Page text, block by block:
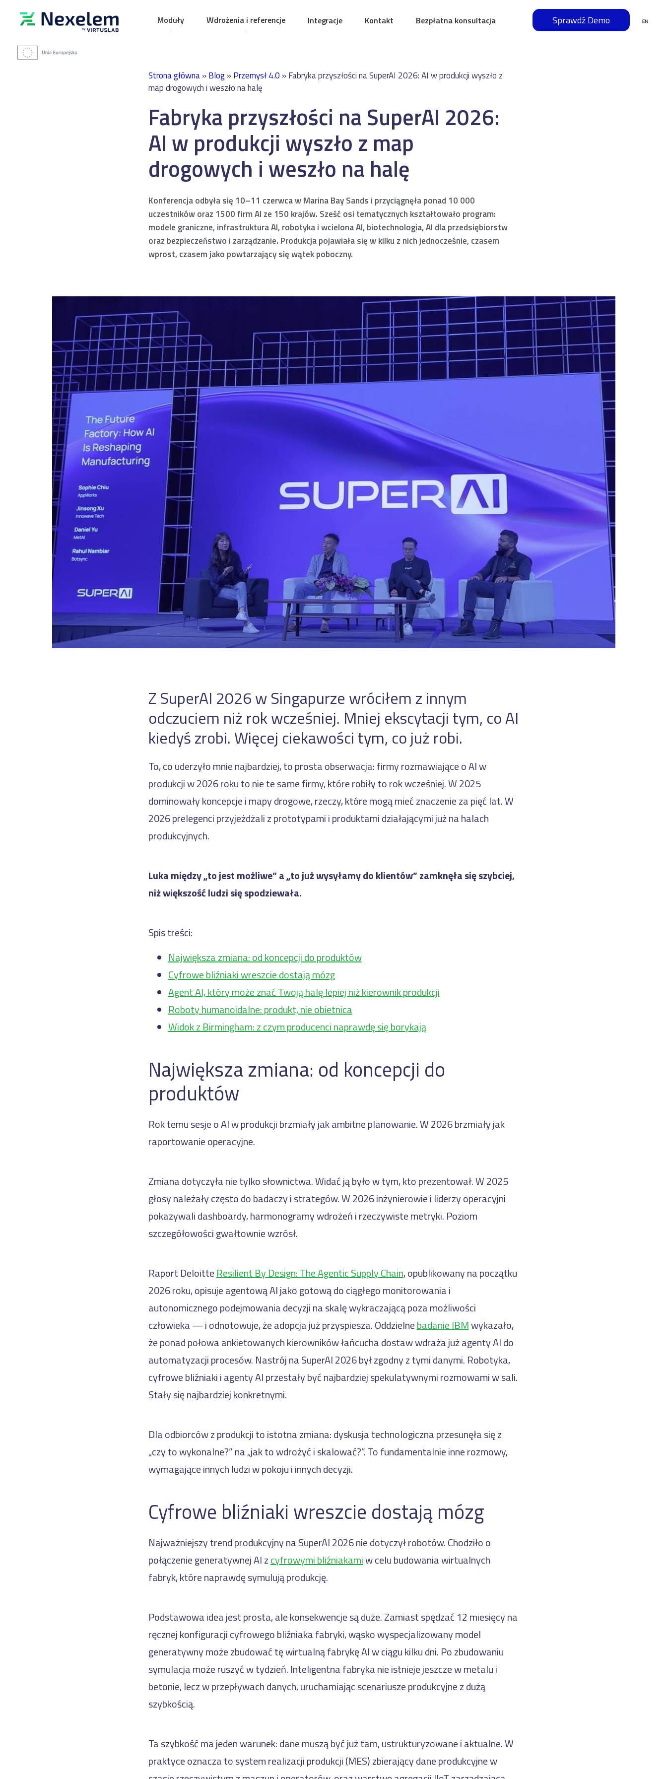
Moduły Wdrożenia i referencje Integracje Kontakt Bezpłatna konsultacja Sprawdź Demo
Strona główna»Blog»Przemysł 4.0 »Fabryka przyszłości na SuperAI 2026: AI w produkcji wyszło z
map drogowych i weszło na halę
Fabryka przyszłości na SuperAI 2026:
AI w produkcji wyszło z map
drogowych i weszło na halę
Konferencja odbyła się 10–11 czerwca w Marina Bay Sands i przyciągnęła ponad 10 000
uczestników oraz 1500 firm AI ze 150 krajów. Sześć osi tematycznych kształtowało program:
modele graniczne, infrastruktura AI, robotyka i wcielona AI, biotechnologia, AI dla przedsiębiorstw
oraz bezpieczeństwo i zarządzanie. Produkcja pojawiała się w kilku z nich jednocześnie, czasem
wprost, czasem jako powtarzający się wątek poboczny.
Z SuperAI 2026 w Singapurze wróciłem z innym
odczuciem niż rok wcześniej. Mniej ekscytacji tym, co AI
kiedyś zrobi. Więcej ciekawości tym, co już robi.
To, co uderzyło mnie najbardziej, to prosta obserwacja: firmy rozmawiające o AI w
produkcji w 2026 roku to nie te same firmy, które robiły to rok wcześniej. W 2025
dominowały koncepcje i mapy drogowe, rzeczy, które mogą mieć znaczenie za pięć lat. W
2026 prelegenci przyjeżdżali z prototypami i produktami działającymi już na halach
produkcyjnych.
Luka między „to jest możliwe” a „to już wysyłamy do klientów” zamknęła się szybciej,
niż większość ludzi się spodziewała.
Spis treści:
Największa zmiana: od koncepcji do produktów
Cyfrowe bliźniaki wreszcie dostają mózg
Agent AI, który może znać Twoją halę lepiej niż kierownik produkcji
Roboty humanoidalne: produkt, nie obietnica
Widok z Birmingham: z czym producenci naprawdę się borykają
Największa zmiana: od koncepcji do
produktów
Rok temu sesje o AI w produkcji brzmiały jak ambitne planowanie. W 2026 brzmiały jak
raportowanie operacyjne.
Zmiana dotyczyła nie tylko słownictwa. Widać ją było w tym, kto prezentował. W 2025
głosy należały często do badaczy i strategów. W 2026 inżynierowie i liderzy operacyjni
pokazywali dashboardy, harmonogramy wdrożeń i rzeczywiste metryki. Poziom
szczegółowości gwałtownie wzrósł.
Raport DeloitteResilient By Design: The Agentic Supply Chain, opublikowany na początku
2026 roku, opisuje agentową AI jako gotową do ciągłego monitorowania i
autonomicznego podejmowania decyzji na skalę wykraczającą poza możliwości
człowieka — i odnotowuje, że adopcja już przyspiesza. Oddzielnebadanie IBMwykazało,
że ponad połowa ankietowanych kierowników łańcucha dostaw wdraża już agenty AI do
automatyzacji procesów. Nastrój na SuperAI 2026 był zgodny z tymi danymi. Robotyka,
cyfrowe bliźniaki i agenty AI przestały być najbardziej spekulatywnymi rozmowami w sali.
Stały się najbardziej konkretnymi.
Dla odbiorców z produkcji to istotna zmiana: dyskusja technologiczna przesunęła się z
„czy to wykonalne?” na „jak to wdrożyć i skalować?”. To fundamentalnie inne rozmowy,
wymagające innych ludzi w pokoju i innych decyzji.
Cyfrowe bliźniaki wreszcie dostają mózg
Najważniejszy trend produkcyjny na SuperAI 2026 nie dotyczył robotów. Chodziło o
połączenie generatywnej AI zcyfrowymi bliźniakamiw celu budowania wirtualnych
fabryk, które naprawdę symulują produkcję.
Podstawowa idea jest prosta, ale konsekwencje są duże. Zamiast spędzać 12 miesięcy na
ręcznej konfiguracji cyfrowego bliźniaka fabryki, wąsko wyspecjalizowany model
generatywny może zbudować tę wirtualną fabrykę AI w ciągu kilku dni. Po zbudowaniu
symulacja może ruszyć w tydzień. Inteligentna fabryka nie istnieje jeszcze w metalu i
betonie, lecz w przepływach danych, uruchamiając scenariusze produkcyjne z dużą
szybkością.
Ta szybkość ma jeden warunek: dane muszą być już tam, ustrukturyzowane i aktualne. W
praktyce oznacza to system realizacji produkcji (MES) zbierający dane produkcyjne w